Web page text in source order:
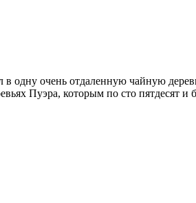
одну очень отдаленную чайную
Пуэра, которым по сто пятдесят и